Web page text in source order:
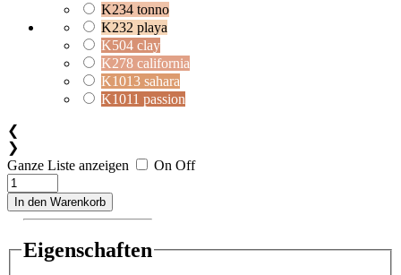
K234 tonno
K232 playa
K504 clay
K278 california
K1013 sahara
K1011 passion
❮
❯
Ganze Liste anzeigen
On Off
In den Warenkorb
Eigenschaften